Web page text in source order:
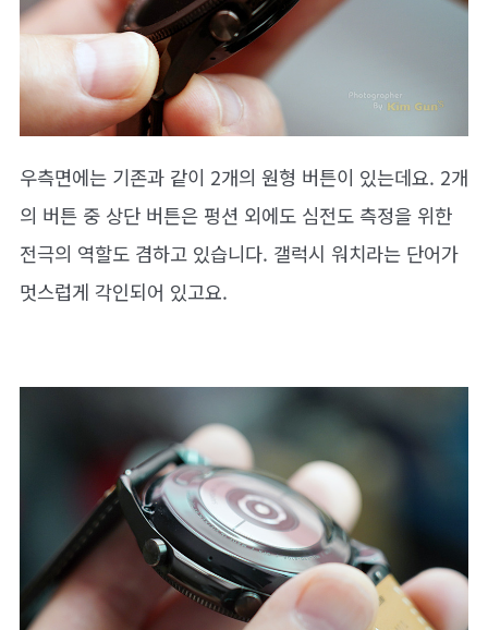
우측면에는 기존과 같이 2개의 원형 버튼이 있는데요. 2개
의 버튼 중 상단 버튼은 펑션 외에도 심전도 측정을 위한
전극의 역할도 겸하고 있습니다. 갤럭시 워치라는 단어가
멋스럽게 각인되어 있고요.